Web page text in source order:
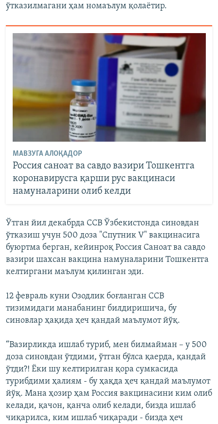
ўтказилмагани ҳам номаълум қолаётир.
МАВЗУГА АЛОҚАДОР
Россия саноат ва савдо вазири Тошкентга
коронавирусга қарши рус вакцинаси
намуналарини олиб келди
Ўтган йил декабрда ССВ Ўзбекистонда синовдан
ўтказиш учун 500 доза "Спутник V" вакцинасига
буюртма берган, кейинроқ Россия Саноат ва савдо
вазири шахсан вакцина намуналарини Тошкентга
келтиргани маълум қилинган эди.
12 февраль куни Озодлик боғланган ССВ
тизимидаги манабанинг билдиришича, бу
синовлар ҳақида ҳеч қандай маълумот йўқ.
“Вазирликда ишлаб туриб, мен билмайман – у 500
доза синовдан ўтдими, ўтган бўлса қаерда, қандай
ўтди?! Ёки шу келтирилган қора сумкасида
турибдими ҳалиям - бу ҳақда ҳеч қандай маълумот
йўқ. Мана ҳозир ҳам Россия вакцинасини ким олиб
келади, қачон, қанча олиб келади, бизда ишлаб
чиқарилса, ким ишлаб чиқаради - бизда ҳеч